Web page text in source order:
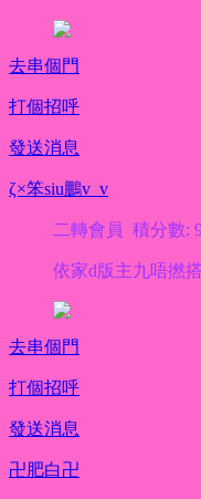
去串個門
打個招呼
發送消息
ζ×笨siu鵬v_v
二轉會員 積分數:
依家d版主九唔撚
去串個門
打個招呼
發送消息
卍肥白卍